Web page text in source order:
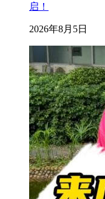
启！
2026年8月5日